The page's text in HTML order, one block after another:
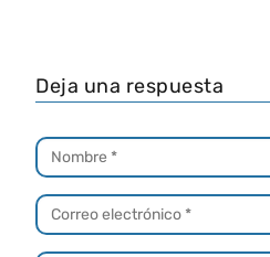
Deja una respuesta